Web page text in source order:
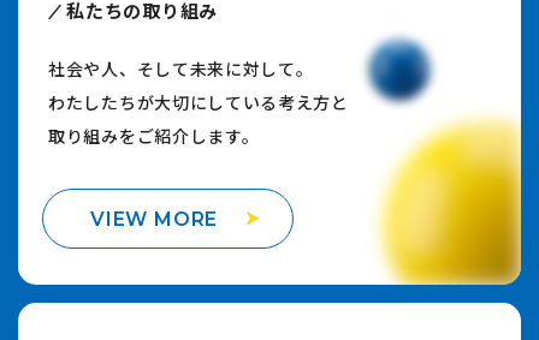
私たちの取り組み
社会や人、そして未来に対して。
わたしたちが大切にしている考え方と
取り組みをご紹介します。
VIEW MORE